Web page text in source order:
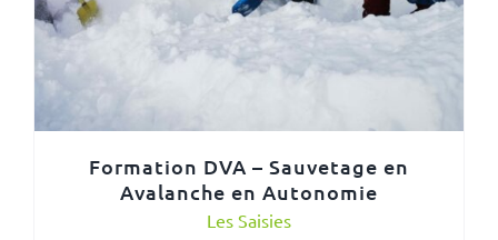
Formation DVA – Sauvetage en
Avalanche en Autonomie
Les Saisies